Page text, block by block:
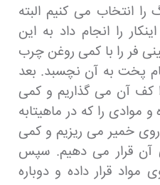
انتخاب می کنیم البته
را انجام داد به این
فر را با کمی روغن چرب
پخت به آن نچسبد. بعد
کف آن می گذاریم و کمی
را که در ماهیتابه
خمیر می ریزیم و کمی
آن قرار می دهیم. سپس
مواد قرار داده و دوباره